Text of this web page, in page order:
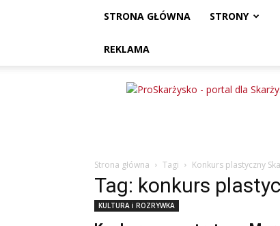
STRONA GŁÓWNA STRONY
REKLAMA
ProSkarżysko
Strona główna Tagi Konkurs plastyczny
Tag: konkurs
KULTURA i ROZRYWKA